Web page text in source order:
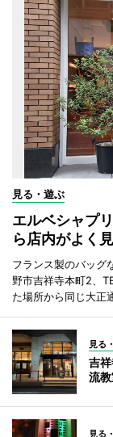
見る・遊ぶ
エルベシャプ
ら店内がよく
フランス製のバッグ
野市吉祥寺本町2、
た場所から同じ大正
見る
吉
流
見る